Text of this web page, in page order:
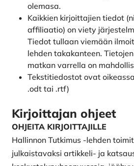
olemasa.
Kaikkien kirjoittajien tiedot
affiliaatio) on viety
Tiedot tullaan viemään
lehden takakanteen.
matkan varrella on
Tekstitiedostot ovat
.odt tai .rtf)
Kirjoittajan ohjeet
OHJEITA KIRJOITTAJILLE
Hallinnon Tutkimus -lehden
julkaistavaksi artik­keli- ja